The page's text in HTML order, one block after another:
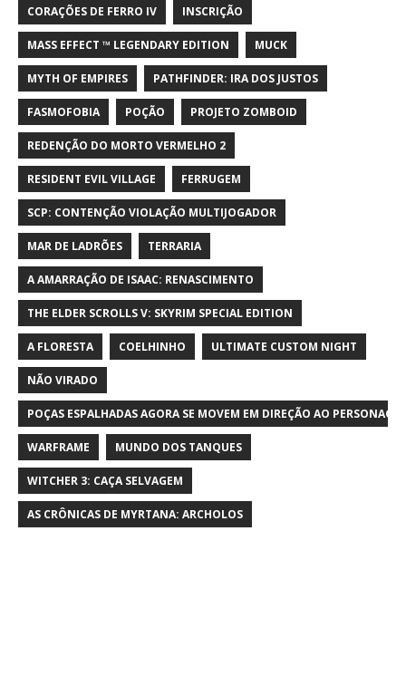
CORAÇÕES DE FERRO IV INSCRIÇÃO
MASS EFFECT ™ LEGENDARY EDITION MUCK
MYTH OF EMPIRES PATHFINDER: IRA DOS JUSTOS
FASMOFOBIA POÇÃO PROJETO ZOMBOID
REDENÇÃO DO MORTO VERMELHO 2
RESIDENT EVIL VILLAGE FERRUGEM
SCP: CONTENÇÃO VIOLAÇÃO MULTIJOGADOR
MAR DE LADRÕES TERRARIA
A AMARRAÇÃO DE ISAAC: RENASCIMENTO
THE ELDER SCROLLS V: SKYRIM SPECIAL EDITION
A FLORESTA COELHINHO ULTIMATE CUSTOM NIGHT
NÃO VIRADO
POÇAS ESPALHADAS AGORA SE MOVEM EM DIREÇÃO AO
WARFRAME MUNDO DOS TANQUES
WITCHER 3: CAÇA SELVAGEM
AS CRÔNICAS DE MYRTANA: ARCHOLOS